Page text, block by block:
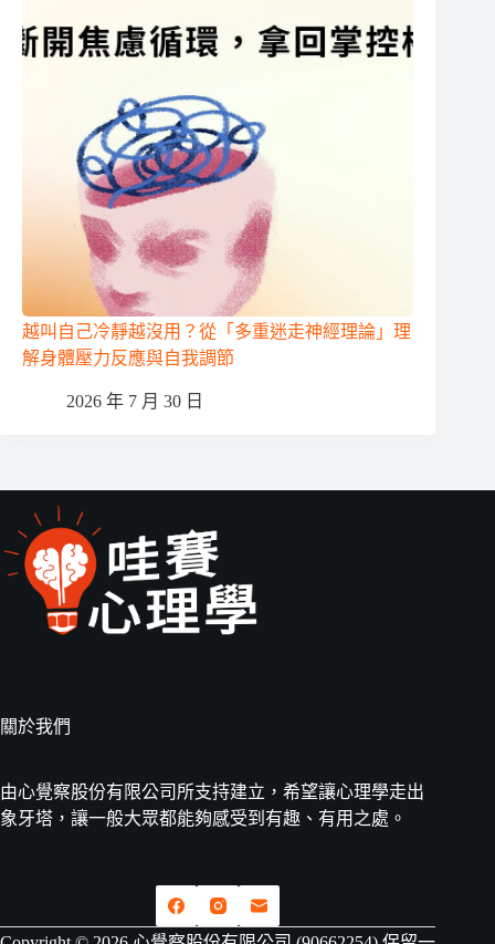
越叫自己冷靜越沒用？從「多重迷走神經理論」理
解身體壓力反應與自我調節
2026 年 7 月 30 日
關於我們
由心覺察股份有限公司所支持建立，希望讓心理學走出
象牙塔，讓一般大眾都能夠感受到有趣、有用之處。